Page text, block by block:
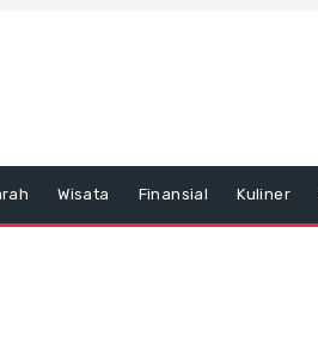
Wisata Finansial Kuliner